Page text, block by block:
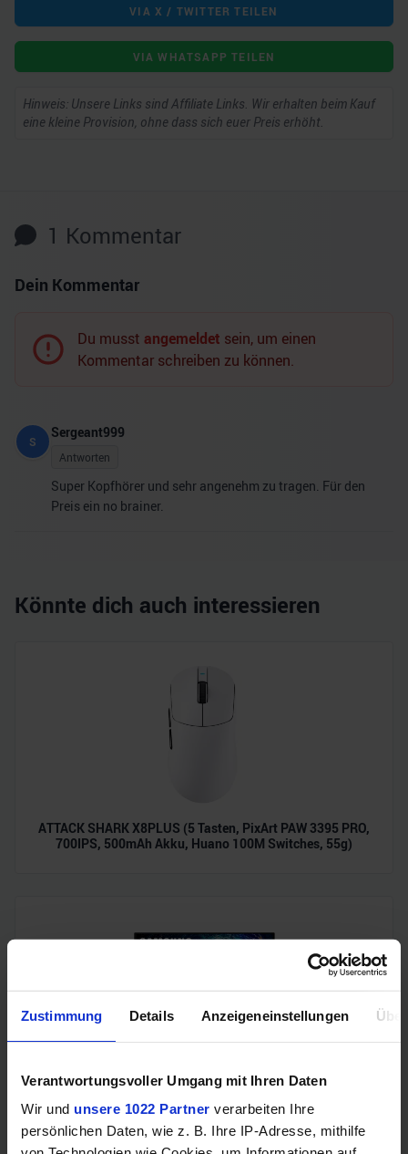
Zustimmung Details Anzeigeneinstellungen
Verantwortungsvoller Umgang mit Ihren Daten
Wir und unsere 1022 Partner verarbeiten Ihre
persönlichen Daten, wie z. B. Ihre IP-Adresse, mithilfe
VIA X / TWITTER TEILEN
VIA WHATSAPP TEILEN
Hinweis: Unsere Links sind Affiliate Links. Wir erhalten beim Kauf
eine kleine Provision, ohne dass sich euer Preis erhöht.
1 Kommentar
Dein Kommentar
Du musst angemeldet sein, um einen
Kommentar schreiben zu können.
S
Sergeant999
Antworten
Super Kopfhörer und sehr angenehm zu tragen. Für den
Preis ein no brainer.
Könnte dich auch interessieren
ATTACK SHARK X8PLUS (5 Tasten, PixArt PAW 3395 PRO,
700IPS, 500mAh Akku, Huano 100M Switches, 55g)
Samsung Odyssey OLED G6 (240Hz, WQHD, 27", QD-OLED,